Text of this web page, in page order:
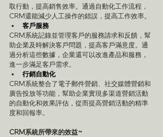
取行動，提高銷售效率。通過自動化工作流程，
CRM還能減少人工操作的錯誤，提高工作效率。
客戶服務
CRM系統記錄並管理客戶的服務請求和反饋，幫
助企業及時解決客戶問題，提高客戶滿意度。通
過分析這些數據，企業還可以改進產品和服務，
進一步滿足客戶需求。
行銷自動化
CRM系統整合了電子郵件營銷、社交媒體營銷和
廣告投放等功能，幫助企業實現多渠道營銷活動
的自動化和效果評估，從而提高營銷活動的精準
度和回報率。
CRM系統所帶來的效益~